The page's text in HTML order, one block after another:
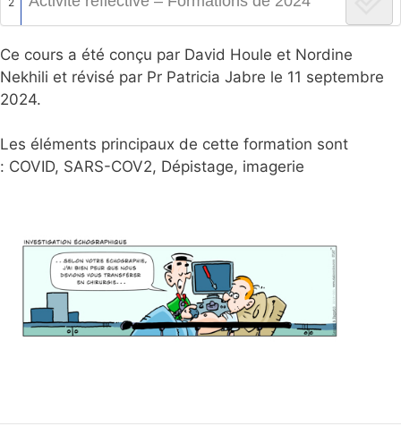
Ce cours a été conçu par David Houle et Nordine
Nekhili et révisé par Pr Patricia Jabre le 11 septembre
2024.
Les éléments principaux de cette formation sont
: COVID, SARS-COV2, Dépistage, imagerie